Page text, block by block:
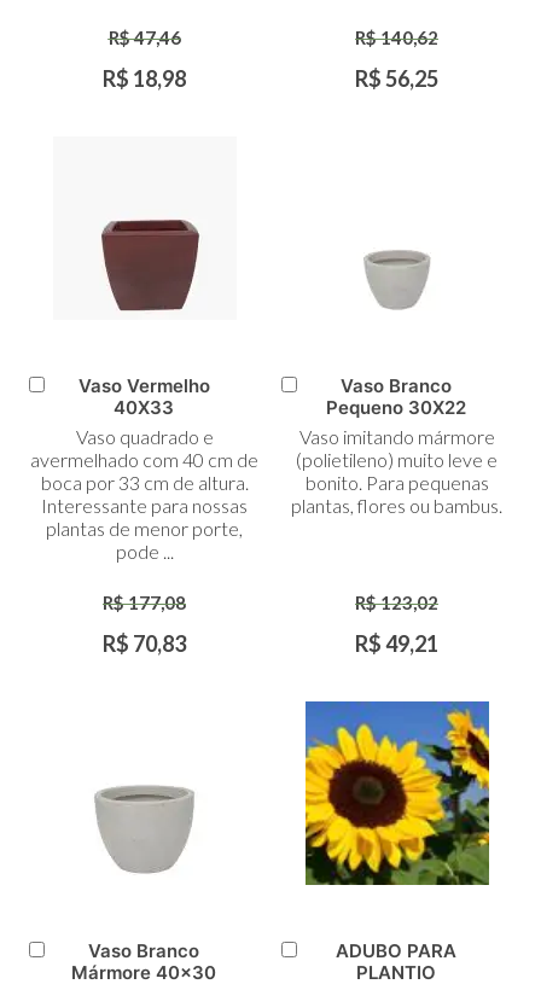
R$ 47,46
R$ 18,98
R$ 140,62
R$ 56,25
Carrinho
Vaso Vermelho
40X33
Vaso quadrado e
avermelhado com 40 cm de
boca por 33 cm de altura.
Interessante para nossas
plantas de menor porte,
pode ...
R$ 177,08
R$ 70,83
Adicionar
Carrinho
Vaso Branco
Pequeno 30X22
Vaso imitando mármore
(polietileno) muito leve e
bonito. Para pequenas
plantas, flores ou bambus.
R$ 123,02
R$ 49,21
Adicionar
Vaso Branco
Mármore 40x30
Adicionar
ADUBO PARA
PLANTIO